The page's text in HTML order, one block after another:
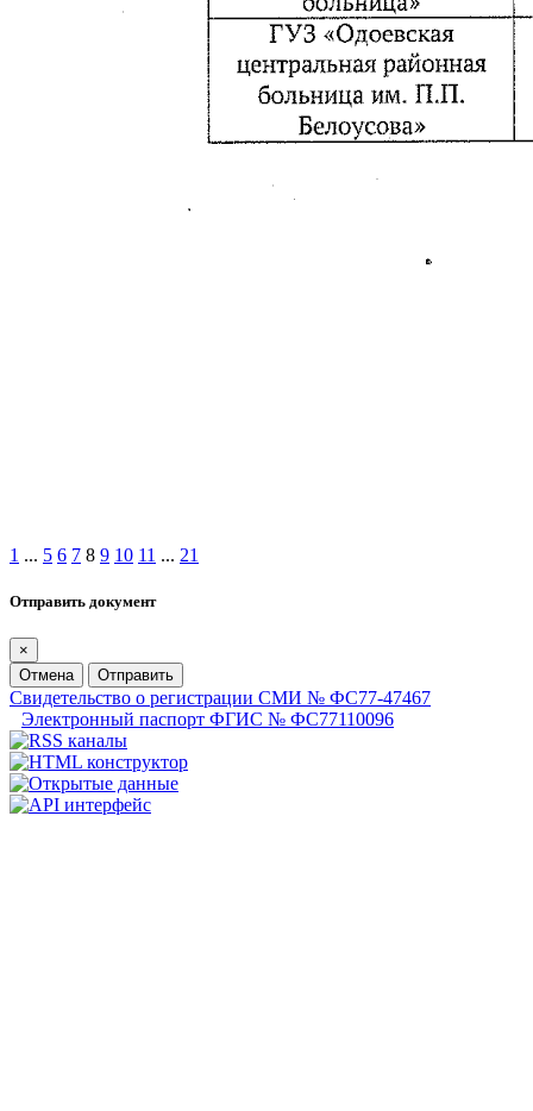
1 ... 5 6 7 8 9 10 11 ... 21
Отправить документ
×
Отмена
Отправить
Свидетельство о регистрации СМИ № ФС77-47467
Электронный паспорт ФГИС № ФС77110096